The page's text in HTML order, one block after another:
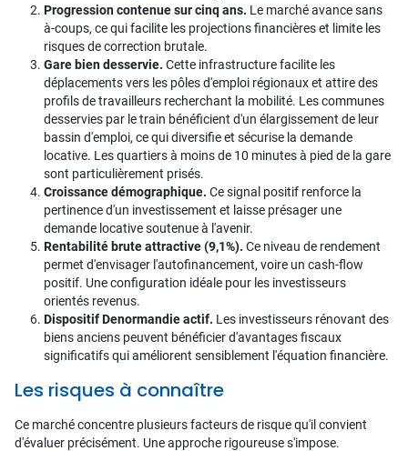
Progression contenue sur cinq ans. Le marché avance sans
à-coups, ce qui facilite les projections financières et limite les
risques de correction brutale.
Gare bien desservie. Cette infrastructure facilite les
déplacements vers les pôles d'emploi régionaux et attire des
profils de travailleurs recherchant la mobilité. Les communes
desservies par le train bénéficient d'un élargissement de leur
bassin d'emploi, ce qui diversifie et sécurise la demande
locative. Les quartiers à moins de 10 minutes à pied de la gare
sont particulièrement prisés.
Croissance démographique. Ce signal positif renforce la
pertinence d'un investissement et laisse présager une
demande locative soutenue à l'avenir.
Rentabilité brute attractive (9,1%). Ce niveau de rendement
permet d'envisager l'autofinancement, voire un cash-flow
positif. Une configuration idéale pour les investisseurs
orientés revenus.
Dispositif Denormandie actif. Les investisseurs rénovant des
biens anciens peuvent bénéficier d'avantages fiscaux
significatifs qui améliorent sensiblement l'équation financière.
Les risques à connaître
Ce marché concentre plusieurs facteurs de risque qu'il convient
d'évaluer précisément. Une approche rigoureuse s'impose.